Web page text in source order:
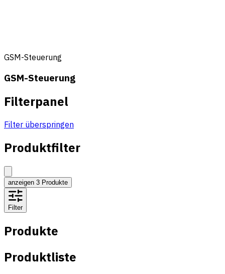
GSM-Steuerung
GSM-Steuerung
Filterpanel
Filter überspringen
Produktfilter
anzeigen 3 Produkte
Filter
Produkte
Produktliste